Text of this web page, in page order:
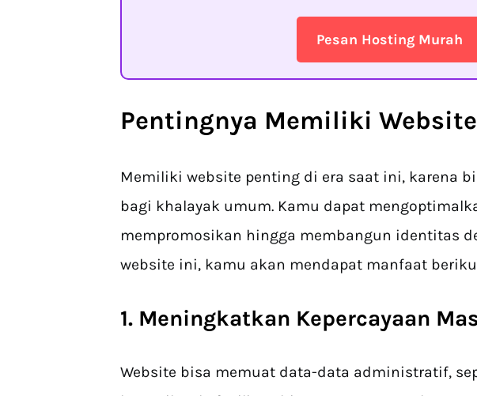
Pesan Hosting Murah
Pentingnya Memiliki Website
Memiliki website penting di era saat ini, karena
bagi khalayak umum. Kamu dapat
mempromosikan hingga membangun identitas
website ini, kamu akan mendapat manfaat
1. Meningkatkan Kepercayaan
Website bisa memuat data-data administratif,